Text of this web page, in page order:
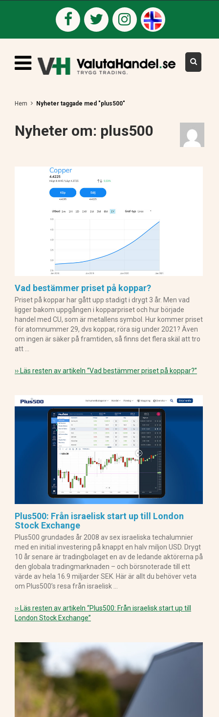
Hem Nyheter taggade med "plus500"
Nyheter om: plus500
Vad bestämmer priset på koppar?
Priset på koppar har gått upp stadigt i drygt 3 år. Men vad
ligger bakom uppgången i kopparpriset och hur började
handel med CU, som är metallens symbol. Hur kommer priset
för atomnummer 29, dvs koppar, röra sig under 2021? Även
om ingen är säker på framtiden, så finns det flera skäl att tro
att …
›› Läs resten av artikeln “Vad bestämmer priset på koppar?”
Plus500: Från israelisk start up till London
Stock Exchange
Plus500 grundades år 2008 av sex israeliska techalumnier
med en initial investering på knappt en halv miljon USD. Drygt
10 år senare är tradingbolaget en av de ledande aktörerna på
den globala tradingmarknaden – och börsnoterade till ett
värde av hela 16.9 miljarder SEK. Här är allt du behöver veta
om Plus500’s resa från israelisk …
›› Läs resten av artikeln “Plus500: Från israelisk start up till
London Stock Exchange”